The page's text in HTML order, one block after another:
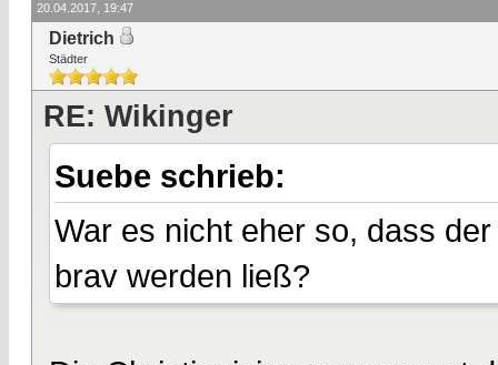
20.04.2017, 19:47
Dietrich
Städter
RE: Wikinger
Suebe schrieb:
War es nicht eher so, dass
brav werden ließ?